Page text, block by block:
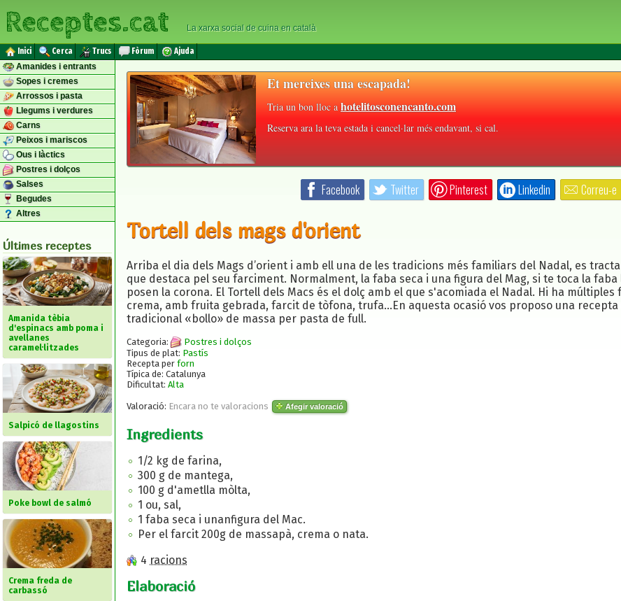
Receptes.cat La xarxa social de cuina en català
Inici Cerca Trucs Fòrum Ajuda
Amanides i entrants
Sopes i cremes
Arrossos i pasta
Llegums i verdures
Carns
Peixos i mariscos
Ous i làctics
Postres i dolços
Salses
Begudes
Altres
Últimes receptes
Amanida tèbia
d'espinacs amb poma i
avellanes
caramel·litzades
Salpicó de llagostins
Poke bowl de salmó
Crema freda de
carbassó
Et mereixes una escapada!
Tria un bon lloc ahotelitosconencanto.com
Reserva ara la teva estada i cancel·lar més endavant, si cal.
Facebook Twitter Pinterest Linkedin Correu-e
Tortell dels mags d'orient
Arriba el dia dels Mags d’orient i amb ell una de les tradicions més familiars del Nadal, es
que destaca pel seu farciment. Normalment, la faba seca i una figura del Mag, si te toca la faba
posen la corona. El Tortell dels Macs és el dolç amb el que s'acomiada el Nadal. Hi ha
crema, amb fruita gebrada, farcit de tòfona, trufa...En aquesta ocasió vos proposo una
tradicional «bollo» de massa per pasta de full.
Categoria:
Postres i dolços
Tipus de plat: Pastís
Recepta per forn
Típica de: Catalunya
Dificultat: Alta
Valoració: Encara no te valoracions Afegir valoració
Ingredients
1/2 kg de farina,
300 g de mantega,
100 g d'ametlla mòlta,
1 ou, sal,
1 faba seca i unanfigura del Mac.
Per el farcit 200g de massapà, crema o nata.
4 racions
Elaboració